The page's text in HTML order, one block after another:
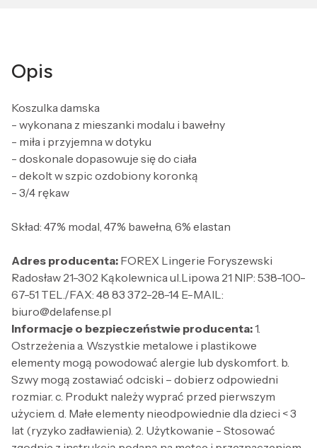
Opis
Koszulka damska
- wykonana z mieszanki modalu i bawełny
- miła i przyjemna w dotyku
- doskonale dopasowuje się do ciała
- dekolt w szpic ozdobiony koronką
- 3/4 rękaw
Skład: 47% modal, 47% bawełna, 6% elastan
Adres producenta: FOREX Lingerie Foryszewski
Radosław 21-302 Kąkolewnica ul.Lipowa 21 NIP: 538-100-
67-51 TEL./FAX: 48 83 372-28-14 E-MAIL:
biuro@delafense.pl
Informacje o bezpieczeństwie producenta:1.
Ostrzeżenia a. Wszystkie metalowe i plastikowe
elementy mogą powodować alergie lub dyskomfort. b.
Szwy mogą zostawiać odciski – dobierz odpowiedni
rozmiar. c. Produkt należy wyprać przed pierwszym
użyciem. d. Małe elementy nieodpowiednie dla dzieci < 3
lat (ryzyko zadławienia). 2. Użytkowanie - Stosować